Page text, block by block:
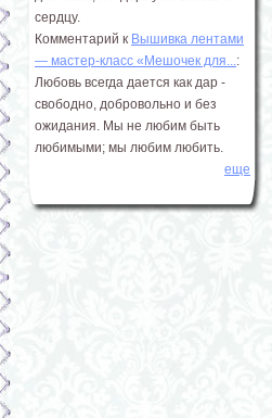
сердцу.
Комментарий к Вышивка лентами
― мастер-класс «Мешочек для...:
Любовь всегда дается как дар -
свободно, добровольно и без
ожидания. Мы не любим быть
любимыми; мы любим любить.
еще